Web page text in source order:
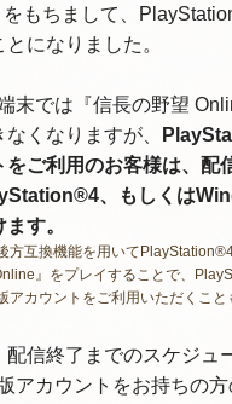
もちまして、
とになりました。
末では『信長の野望
くなりますが、
をご利用のお客様は、配
、もしくは
す。
互換機能を用いて
』をプレイすることで、
カウントをご利用いただくこと
信終了までのスケジュ
アカウントをお持ちの方